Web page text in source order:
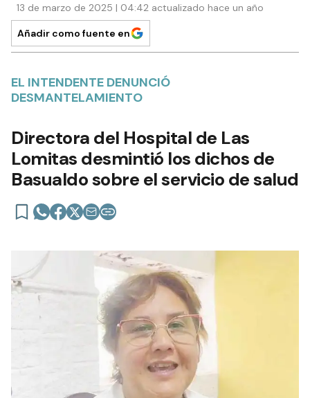
13 de marzo de 2025 | 04:42 actualizado hace un año
Añadir como fuente en
EL INTENDENTE DENUNCIÓ
DESMANTELAMIENTO
Directora del Hospital de Las
Lomitas desmintió los dichos de
Basualdo sobre el servicio de salud